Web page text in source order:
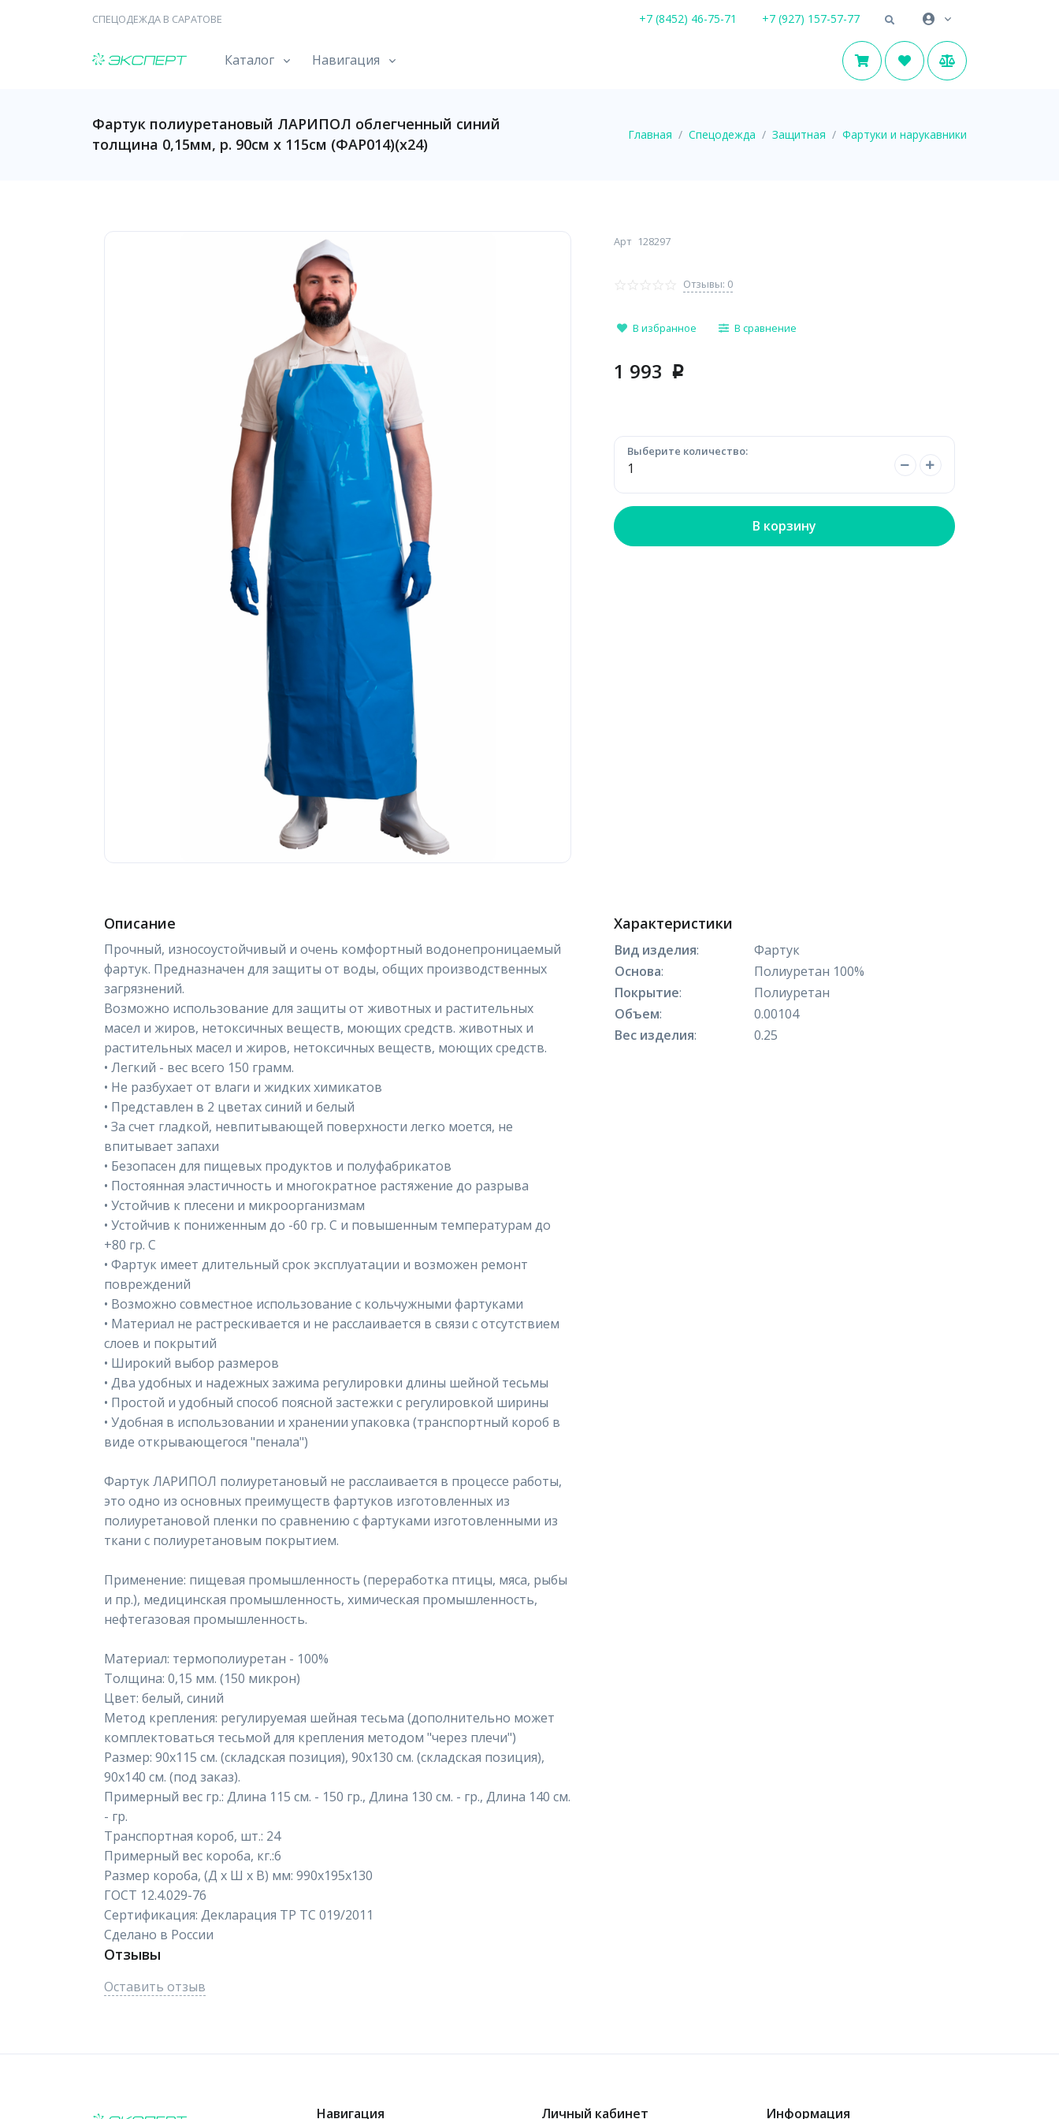
СПЕЦОДЕЖДА В САРАТОВЕ +7 (8452) 46-75-71 +7 (927) 157-57-77
Каталог Навигация
Фартук полиуретановый ЛАРИПОЛ облегченный синий
толщина 0,15мм, р. 90см х 115см (ФАР014)(х24)
Главная Спецодежда Защитная Фартуки и нарукавники
Арт 128297
Отзывы: 0
В избранное В сравнение
1 993 p
Выберите количество:
В корзину
Описание
Прочный, износоустойчивый и очень комфортный водонепроницаемый
фартук. Предназначен для защиты от воды, общих производственных
загрязнений.
Возможно использование для защиты от животных и растительных
масел и жиров, нетоксичных веществ, моющих средств. животных и
растительных масел и жиров, нетоксичных веществ, моющих средств.
• Легкий - вес всего 150 грамм.
• Не разбухает от влаги и жидких химикатов
• Представлен в 2 цветах синий и белый
• За счет гладкой, невпитывающей поверхности легко моется, не
впитывает запахи
• Безопасен для пищевых продуктов и полуфабрикатов
• Постоянная эластичность и многократное растяжение до разрыва
• Устойчив к плесени и микроорганизмам
• Устойчив к пониженным до -60 гр. С и повышенным температурам до
+80 гр. С
• Фартук имеет длительный срок эксплуатации и возможен ремонт
повреждений
• Возможно совместное использование с кольчужными фартуками
• Материал не растрескивается и не расслаивается в связи с отсутствием
слоев и покрытий
• Широкий выбор размеров
• Два удобных и надежных зажима регулировки длины шейной тесьмы
• Простой и удобный способ поясной застежки с регулировкой ширины
• Удобная в использовании и хранении упаковка (транспортный короб в
виде открывающегося "пенала")
Фартук ЛАРИПОЛ полиуретановый не расслаивается в процессе работы,
это одно из основных преимуществ фартуков изготовленных из
полиуретановой пленки по сравнению с фартуками изготовленными из
ткани с полиуретановым покрытием.
Применение: пищевая промышленность (переработка птицы, мяса, рыбы
и пр.), медицинская промышленность, химическая промышленность,
нефтегазовая промышленность.
Материал: термополиуретан - 100%
Толщина: 0,15 мм. (150 микрон)
Цвет: белый, синий
Метод крепления: регулируемая шейная тесьма (дополнительно может
комплектоваться тесьмой для крепления методом "через плечи")
Размер: 90х115 см. (складская позиция), 90х130 см. (складская позиция),
90х140 см. (под заказ).
Примерный вес гр.: Длина 115 см. - 150 гр., Длина 130 см. - гр., Длина 140 см.
- гр.
Транспортная короб, шт.: 24
Примерный вес короба, кг.:6
Размер короба, (Д х Ш х В) мм: 990х195х130
ГОСТ 12.4.029-76
Сертификация: Декларация ТР ТС 019/2011
Сделано в России
Отзывы
Оставить отзыв
Характеристики
Вид изделия:
Фартук
Основа:
Полиуретан 100%
Покрытие:
Полиуретан
Объем:
0.00104
Вес изделия: 0.25
Навигация Личный кабинет Информация